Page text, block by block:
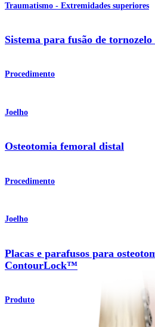
Traumatismo - Extremidades superiores
Sistema para fusão de tornozelo
Procedimento
Joelho
Osteotomia femoral distal
Procedimento
Joelho
Placas e parafusos para
ContourLock™
Produto